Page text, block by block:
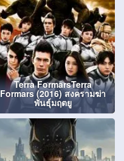
Terra FormarsTerra
Formars (2016) สงครามฆ่า
พันธุ์มฤตยู